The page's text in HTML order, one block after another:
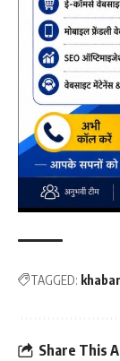
TAGGED:
Share This